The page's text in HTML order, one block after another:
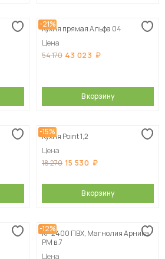
-21%
Кухня прямая Альфа 04
Цена
54 170 43 023
В корзину
-15%
Кухня Point 1,2
Цена
18 270 15 530
В корзину
-12%
КГ 2400 ПВХ, Магнолия Арника
РМ в.7
Цена